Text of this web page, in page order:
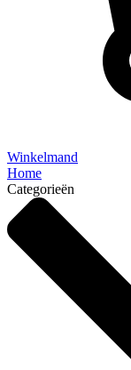
Winkelmand
Home
Categorieën